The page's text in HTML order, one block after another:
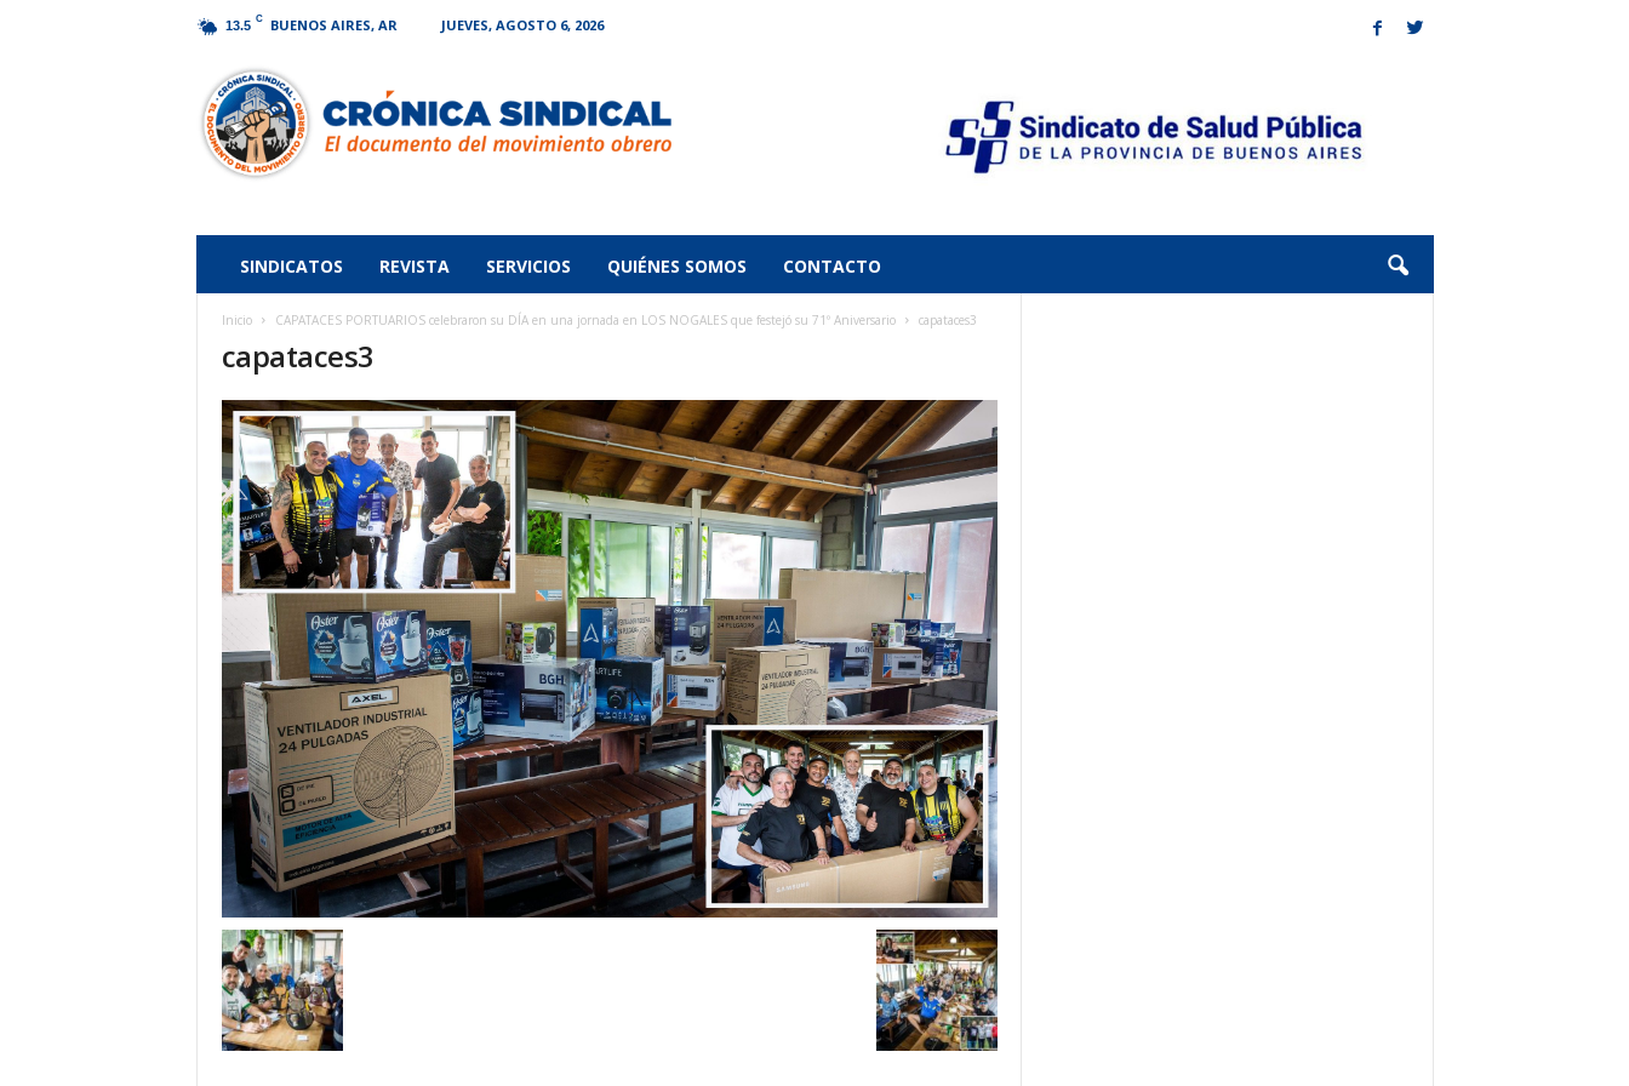
13.5 C BUENOS AIRES, AR JUEVES, AGOSTO 6, 2026
Sindical
SINDICATOS REVISTA SERVICIOS QUIÉNES SOMOS CONTACTO
Inicio CAPATACES PORTUARIOS celebraron su DÍA en una jornada en LOS NOGALES que festejó su 71º Aniversario capataces3
capataces3